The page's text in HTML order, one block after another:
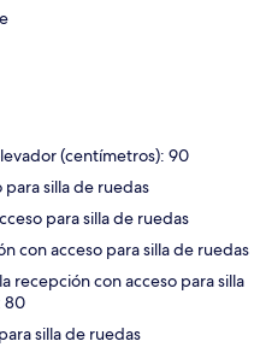
(centímetros): 90
silla de ruedas
para silla de ruedas
con acceso para silla de ruedas
recepción con acceso para silla
80
silla de ruedas